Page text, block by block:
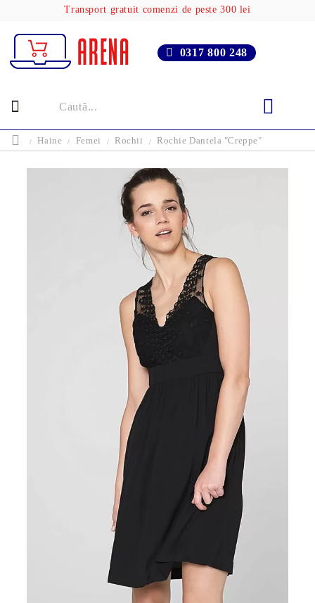
Transport gratuit comenzi de peste 300 lei
0317 800 248
Haine Femei Rochii Rochie Dantela "Creppe"